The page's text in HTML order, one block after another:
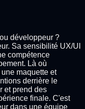
développeur ?
Sa sensibilité UX/UI
compétence
Là où
maquette et
derrière le
et prend des
finale. C'est
dans une équipe